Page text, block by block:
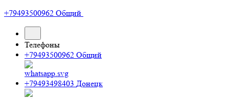
+79493500962 Общий
Телефоны
+79493500962 Общий
+79493498403 Донецк